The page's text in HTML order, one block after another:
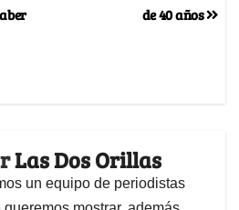
de 40 años
Las Dos Orillas
un equipo de periodistas